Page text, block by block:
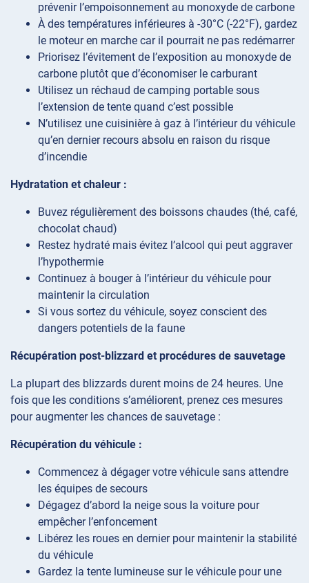
prévenir l’empoisonnement au monoxyde de carbone
À des températures inférieures à -30°C (-22°F), gardez
le moteur en marche car il pourrait ne pas redémarrer
Priorisez l’évitement de l’exposition au monoxyde de
carbone plutôt que d’économiser le carburant
Utilisez un réchaud de camping portable sous
l’extension de tente quand c’est possible
N’utilisez une cuisinière à gaz à l’intérieur du véhicule
qu’en dernier recours absolu en raison du risque
d’incendie
Hydratation et chaleur :
Buvez régulièrement des boissons chaudes (thé, café,
chocolat chaud)
Restez hydraté mais évitez l’alcool qui peut aggraver
l’hypothermie
Continuez à bouger à l’intérieur du véhicule pour
maintenir la circulation
Si vous sortez du véhicule, soyez conscient des
dangers potentiels de la faune
Récupération post-blizzard et procédures de sauvetage
La plupart des blizzards durent moins de 24 heures. Une
fois que les conditions s’améliorent, prenez ces mesures
pour augmenter les chances de sauvetage :
Récupération du véhicule :
Commencez à dégager votre véhicule sans attendre
les équipes de secours
Dégagez d’abord la neige sous la voiture pour
empêcher l’enfoncement
Libérez les roues en dernier pour maintenir la stabilité
du véhicule
Gardez la tente lumineuse sur le véhicule pour une